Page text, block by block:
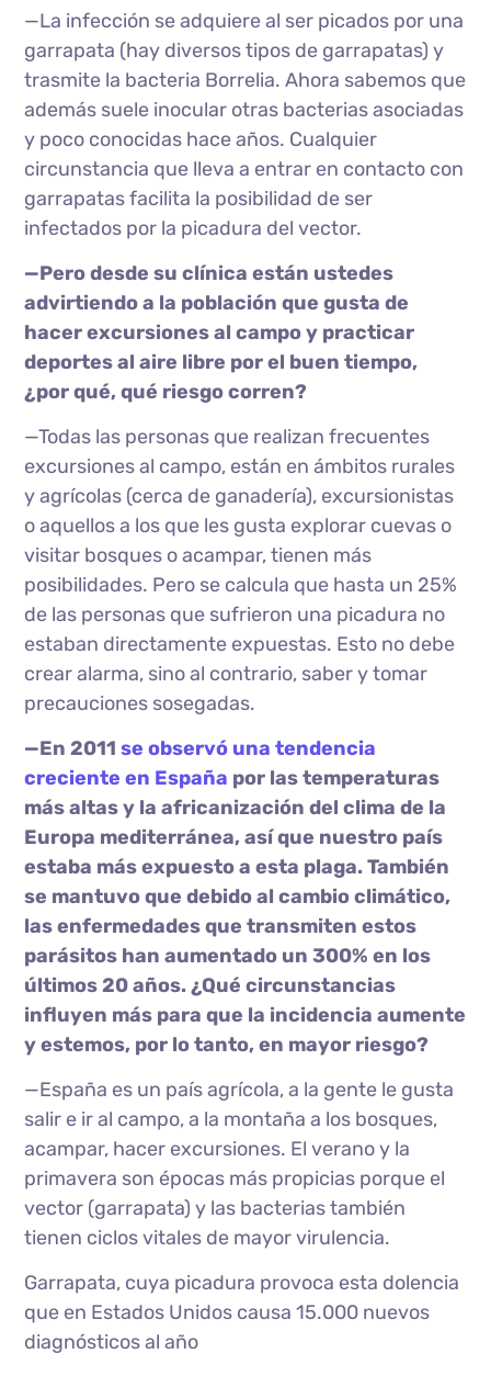
—La infección se adquiere al ser picados por una
garrapata (hay diversos tipos de garrapatas) y
trasmite la bacteria Borrelia. Ahora sabemos que
además suele inocular otras bacterias asociadas
y poco conocidas hace años. Cualquier
circunstancia que lleva a entrar en contacto con
garrapatas facilita la posibilidad de ser
infectados por la picadura del vector.
—Pero desde su clínica están ustedes
advirtiendo a la población que gusta de
hacer excursiones al campo y practicar
deportes al aire libre por el buen tiempo,
¿por qué, qué riesgo corren?
—Todas las personas que realizan frecuentes
excursiones al campo, están en ámbitos rurales
y agrícolas (cerca de ganadería), excursionistas
o aquellos a los que les gusta explorar cuevas o
visitar bosques o acampar, tienen más
posibilidades. Pero se calcula que hasta un 25%
de las personas que sufrieron una picadura no
estaban directamente expuestas. Esto no debe
crear alarma, sino al contrario, saber y tomar
precauciones sosegadas.
—En 2011se observó una tendencia
creciente en España por las temperaturas
más altas y la africanización del clima de la
Europa mediterránea, así que nuestro país
estaba más expuesto a esta plaga. También
se mantuvo que debido al cambio climático,
las enfermedades que transmiten estos
parásitos han aumentado un 300% en los
últimos 20 años. ¿Qué circunstancias
influyen más para que la incidencia aumente
y estemos, por lo tanto, en mayor riesgo?
—España es un país agrícola, a la gente le gusta
salir e ir al campo, a la montaña a los bosques,
acampar, hacer excursiones. El verano y la
primavera son épocas más propicias porque el
vector (garrapata) y las bacterias también
tienen ciclos vitales de mayor virulencia.
Garrapata, cuya picadura provoca esta dolencia
que en Estados Unidos causa 15.000 nuevos
diagnósticos al año